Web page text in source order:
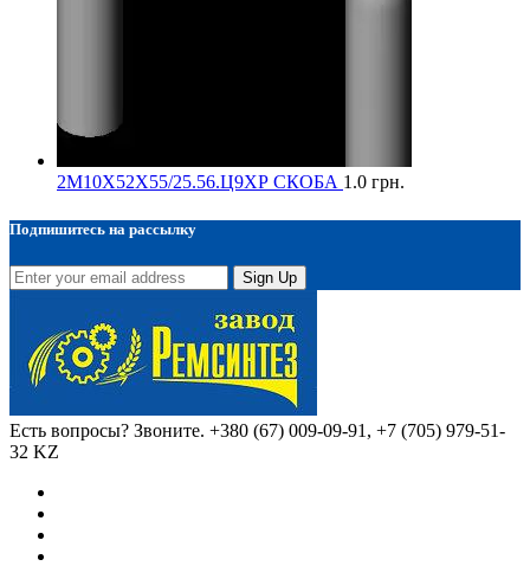
2М10Х52Х55/25.56.Ц9ХР СКОБА 1.0 грн.
Подпишитесь на рассылку
Sign Up
Есть вопросы? Звоните. +380 (67) 009-09-91, +7 (705) 979-51-
32 KZ